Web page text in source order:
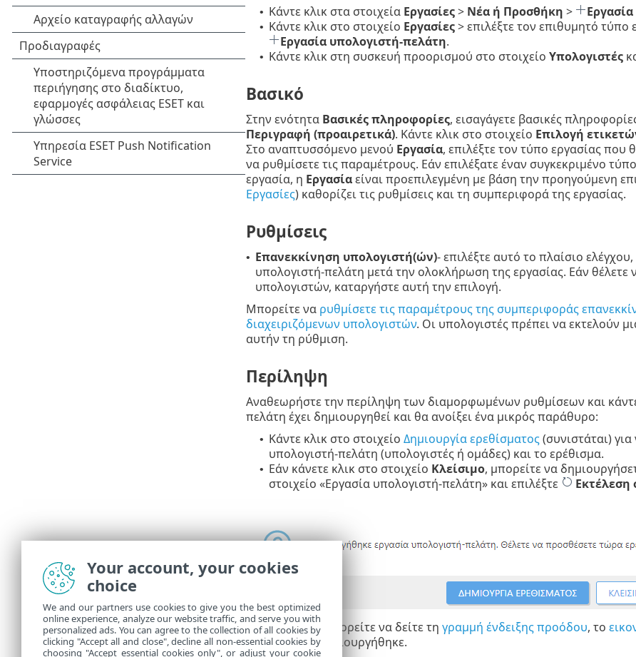
• Κάντε κλικ στα στοιχεία Εργασίες> Νέα ή Προσθήκη >
• Κάντε κλικ στο στοιχείο Εργασίες> επιλέξτε τον επιθυμητό τύπο
Εργασία υπολογιστή-πελάτη.
• Κάντε κλικ στη συσκευή προορισμού στο στοιχείο Υπολογιστές
Βασικό
Στην ενότητα Βασικές πληροφορίες, εισαγάγετε βασικές
Περιγραφή (προαιρετικά). Κάντε κλικ στο στοιχείο Επιλογή
Στο αναπτυσσόμενο μενού Εργασία, επιλέξτε τον τύπο εργασίας που
να ρυθμίσετε τις παραμέτρους. Εάν επιλέξατε έναν συγκεκριμένο
εργασία, η Εργασίαείναι προεπιλεγμένη με βάση την προηγούμενη
Εργασίες) καθορίζει τις ρυθμίσεις και τη συμπεριφορά της εργασίας.
Ρυθμίσεις
• Επανεκκίνηση υπολογιστή(ών)- επιλέξτε αυτό το πλαίσιο
υπολογιστή-πελάτη μετά την ολοκλήρωση της εργασίας. Εάν θέλετε
υπολογιστών, καταργήστε αυτή την επιλογή.
Μπορείτε να ρυθμίσετε τις παραμέτρους της συμπεριφοράς
διαχειριζόμενων υπολογιστών. Οι υπολογιστές πρέπει να εκτελούν
αυτήν τη ρύθμιση.
Περίληψη
Αναθεωρήστε την περίληψη των διαμορφωμένων ρυθμίσεων και κάντε
πελάτη έχει δημιουργηθεί και θα ανοίξει ένα μικρός παράθυρο:
• Κάντε κλικ στο στοιχείο Δημιουργία ερεθίσματος(συνιστάται)
υπολογιστή-πελάτη (υπολογιστές ή ομάδες) και το ερέθισμα.
• Εάν κάνετε κλικ στο στοιχείο Κλείσιμο, μπορείτε να
στοιχείο «Εργασία υπολογιστή-πελάτη» και επιλέξτε
Εκτέλεση
ΣτιςΕργασίες μπορείτε να δείτε τη γραμμή ένδειξης προόδου, το
εργασία που δημιουργήθηκε.
Your account, your cookies
choice
We and our partners use cookies to give you the best optimized
online experience, analyze our website traffic, and serve you with
personalized ads. You can agree to the collection of all cookies by
clicking "Accept all and close", decline all non-essential cookies by
choosing "Accept essential cookies only", or adjust your cookie